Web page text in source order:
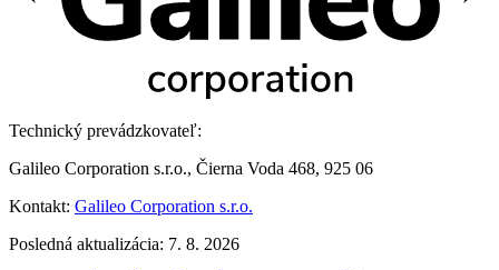
Technický prevádzkovateľ:
Galileo Corporation s.r.o., Čierna Voda 468, 925 06
Kontakt: Galileo Corporation s.r.o.
Posledná aktualizácia: 7. 8. 2026